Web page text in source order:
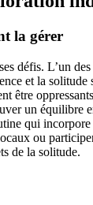
la gérer
défis. L’un
et la solitude
être
un équilibre
qui incorpore
ou
de la solitude.